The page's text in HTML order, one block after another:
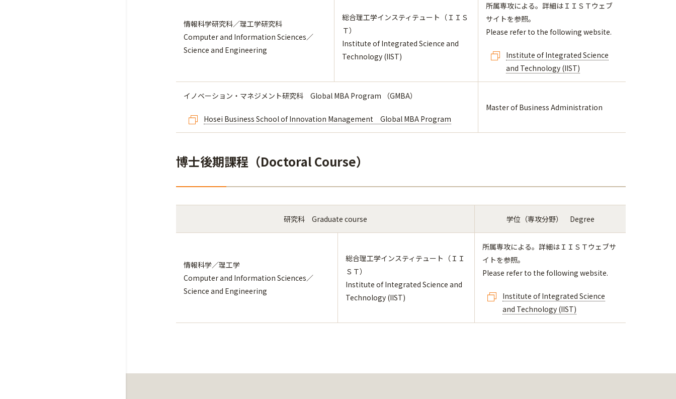
情報科学研究科／理工学研究科
Computer and Information Sciences／
Science and Engineering
総合理工学インスティテュート（ＩＩＳ
Ｔ）
Institute of Integrated Science and
Technology (IIST)
所属専攻による。詳細はＩＩＳＴウェブ
サイトを参照。
Please refer to the following website.
Institute of Integrated Science
and Technology (IIST)
イノベーション・マネジメント研究科 Global MBA Program （GMBA）
Hosei Business School of Innovation Management Global MBA Program
Master of Business Administration
博士後期課程（Doctoral Course）
研究科 Graduate course 学位（専攻分野） Degree
情報科学／理工学
Computer and Information Sciences／
Science and Engineering
総合理工学インスティテュート（ＩＩ
ＳＴ）
Institute of Integrated Science and
Technology (IIST)
所属専攻による。詳細はＩＩＳＴウェブサ
イトを参照。
Please refer to the following website.
Institute of Integrated Science
and Technology (IIST)